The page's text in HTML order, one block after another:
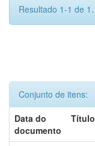
Resultado 1-1 de 1.
Conjunto de itens:
Data do
documento
Título